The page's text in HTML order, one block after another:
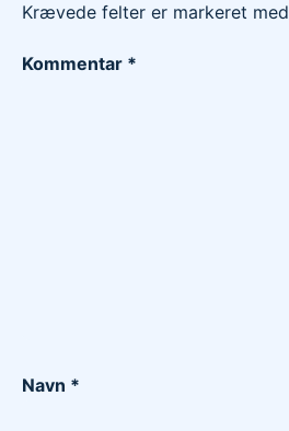
Krævede felter er markeret med
Kommentar *
Navn *